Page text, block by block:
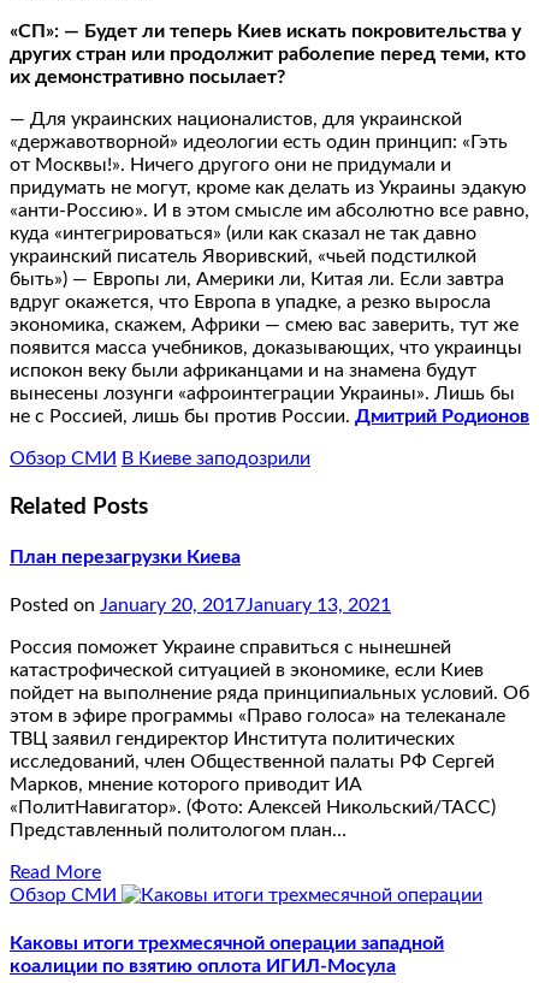
«СП»: — Будет ли теперь Киев искать покровительства у
других стран или продолжит раболепие перед теми, кто
их демонстративно посылает?
— Для украинских националистов, для украинской
«державотворной» идеологии есть один принцип: «Гэть
от Москвы!». Ничего другого они не придумали и
придумать не могут, кроме как делать из Украины эдакую
«анти-Россию». И в этом смысле им абсолютно все равно,
куда «интегрироваться» (или как сказал не так давно
украинский писатель Яворивский, «чьей подстилкой
быть») — Европы ли, Америки ли, Китая ли. Если завтра
вдруг окажется, что Европа в упадке, а резко выросла
экономика, скажем, Африки — смею вас заверить, тут же
появится масса учебников, доказывающих, что украинцы
испокон веку были африканцами и на знамена будут
вынесены лозунги «афроинтеграции Украины». Лишь бы
не с Россией, лишь бы против России. Дмитрий Родионов
Обзор СМИ В Киеве заподозрили
Related Posts
План перезагрузки Киева
Posted on January 20, 2017January 13, 2021
Россия поможет Украине справиться с нынешней
катастрофической ситуацией в экономике, если Киев
пойдет на выполнение ряда принципиальных условий. Об
этом в эфире программы «Право голоса» на телеканале
ТВЦ заявил гендиректор Института политических
исследований, член Общественной палаты РФ Сергей
Марков, мнение которого приводит ИА
«ПолитНавигатор». (Фото: Алексей Никольский/ТАСС)
Представленный политологом план…
Read More
Обзор СМИ
Каковы итоги трехмесячной операции западной
коалиции по взятию оплота ИГИЛ-Мосула